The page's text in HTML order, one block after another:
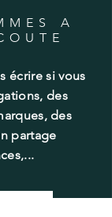
A
écrire si vous
des
des
partage